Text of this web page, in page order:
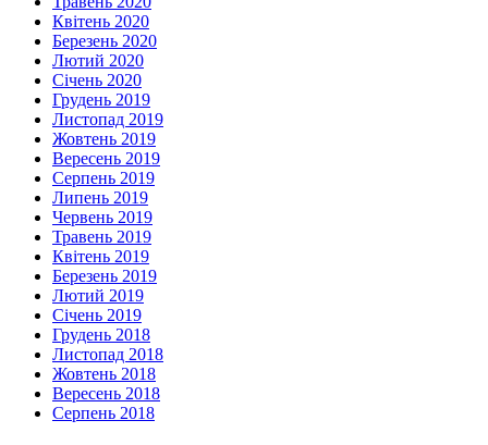
Квітень 2020
Березень 2020
Лютий 2020
Січень 2020
Грудень 2019
Листопад 2019
Жовтень 2019
Вересень 2019
Серпень 2019
Липень 2019
Червень 2019
Травень 2019
Квітень 2019
Березень 2019
Лютий 2019
Січень 2019
Грудень 2018
Листопад 2018
Жовтень 2018
Вересень 2018
Серпень 2018